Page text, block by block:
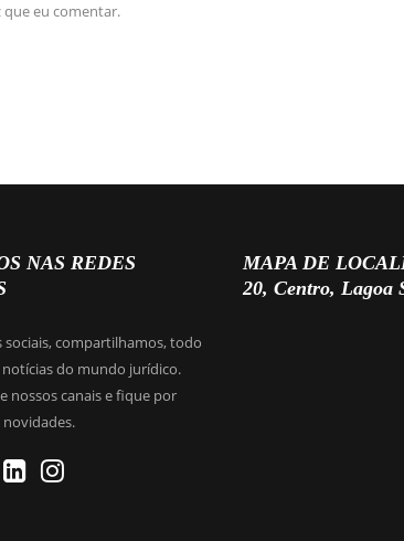
que eu comentar.
NAS REDES
sociais, compartilhamos, todo
notícias do mundo jurídico.
nossos canais e fique por
MAPA DE
20, Centro, Lagoa